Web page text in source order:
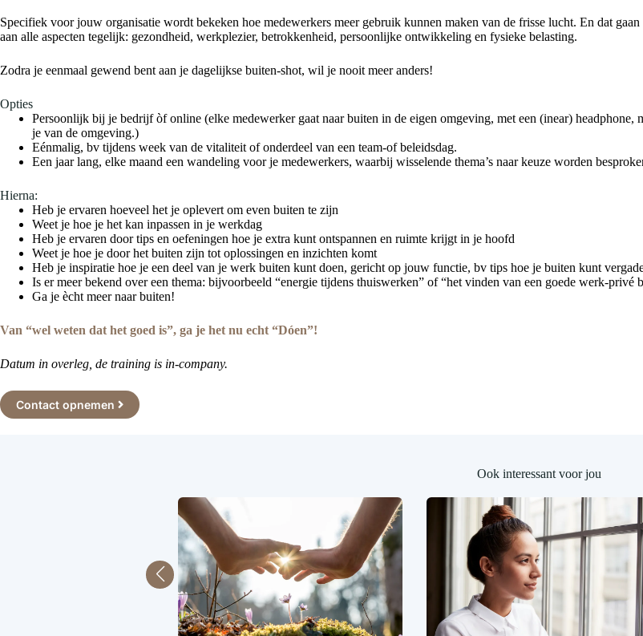
Specifiek voor jouw organisatie wordt bekeken hoe medewerkers meer gebruik kunnen maken van de frisse lucht. En dat
aan alle aspecten tegelijk: gezondheid, werkplezier, betrokkenheid, persoonlijke ontwikkeling en fysieke belasting.
Zodra je eenmaal gewend bent aan je dagelijkse buiten-shot, wil je nooit meer anders!
Opties
Persoonlijk bij je bedrijf òf online (elke medewerker gaat naar buiten in de eigen omgeving, met een (inear)
je van de omgeving.)
Eénmalig, bv tijdens week van de vitaliteit of onderdeel van een team-of beleidsdag.
Een jaar lang, elke maand een wandeling voor je medewerkers, waarbij wisselende thema’s naar keuze worden
Hierna:
Heb je ervaren hoeveel het je oplevert om even buiten te zijn
Weet je hoe je het kan inpassen in je werkdag
Heb je ervaren door tips en oefeningen hoe je extra kunt ontspannen en ruimte krijgt in je hoofd
Weet je hoe je door het buiten zijn tot oplossingen en inzichten komt
Heb je inspiratie hoe je een deel van je werk buiten kunt doen, gericht op jouw functie, bv tips hoe je buiten kunt
Is er meer bekend over een thema: bijvoorbeeld “energie tijdens thuiswerken” of “het vinden van een goede werk-privé
Ga je ècht meer naar buiten!
Van “wel weten dat het goed is”, ga je het nu echt “Dóen”!
Datum in overleg, de training is in-company.
Contact opnemen
Ook interessant voor jou